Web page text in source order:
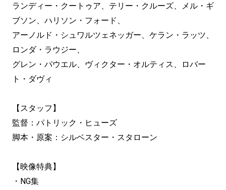
ランディー・クートゥア、テリー・クルーズ、メル・ギ
ブソン、ハリソン・フォード、
アーノルド・シュワルツェネッガー、ケラン・ラッツ、
ロンダ・ラウジー、
グレン・パウエル、ヴィクター・オルティス、ロバー
ト・ダヴィ
【スタッフ】
監督：パトリック・ヒューズ
脚本・原案：シルベスター・スタローン
【映像特典】
・NG集